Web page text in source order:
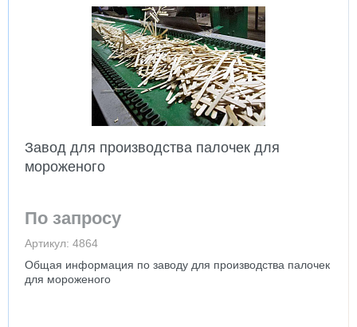
Завод для производства палочек для
мороженого
По запросу
Артикул: 4864
Общая информация по заводу для производства палочек
для мороженого